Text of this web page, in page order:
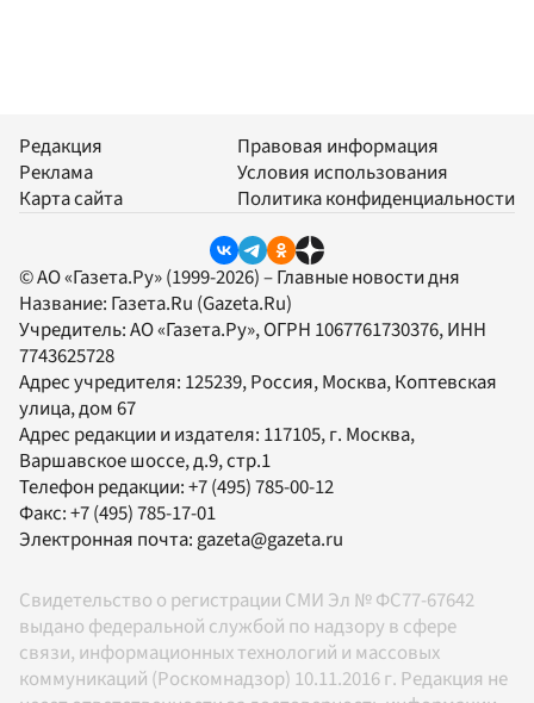
Редакция
Реклама
Карта сайта
Правовая информация
Условия использования
Политика конфиденциальности
© АО «Газета.Ру» (1999-2026) – Главные новости дня
Название: Газета.Ru (Gazeta.Ru)
Учредитель:АО «Газета.Ру», ОГРН 1067761730376, ИНН
7743625728
Адрес учредителя: 125239, Россия, Москва, Коптевская
улица, дом 67
Адрес редакции и издателя: 117105, г. Москва,
Варшавское шоссе, д.9, стр.1
Телефон редакции:+7 (495) 785-00-12
Факс:+7 (495) 785-17-01
Электронная почта:gazeta@gazeta.ru
Свидетельство о регистрации СМИ Эл № ФС77-67642
выдано федеральной службой по надзору в сфере
связи, информационных технологий и массовых
коммуникаций (Роскомнадзор) 10.11.2016 г. Редакция не